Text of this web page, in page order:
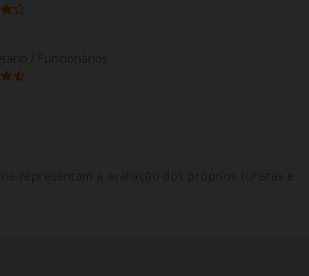
/ Funcionários
representam a avaliação dos próprios turistas e